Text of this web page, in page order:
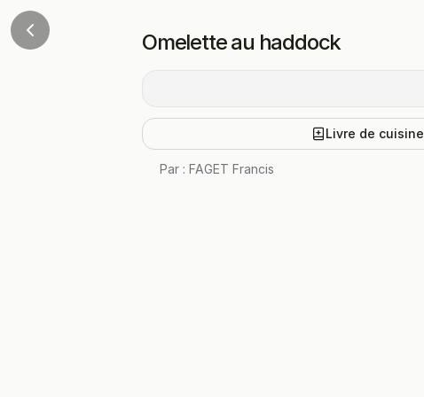
Omelette au haddock
Livre de cuisine
Par : FAGET Francis